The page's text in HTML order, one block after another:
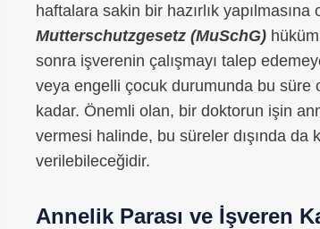
haftalara sakin bir hazırlık
Mutterschutzgesetz (MuSchG)
sonra işverenin çalışmayı talep
veya engelli çocuk durumunda bu
kadar. Önemli olan, bir doktorun işin
vermesi halinde, bu süreler dışında da
verilebileceğidir.
Annelik Parası ve İşveren